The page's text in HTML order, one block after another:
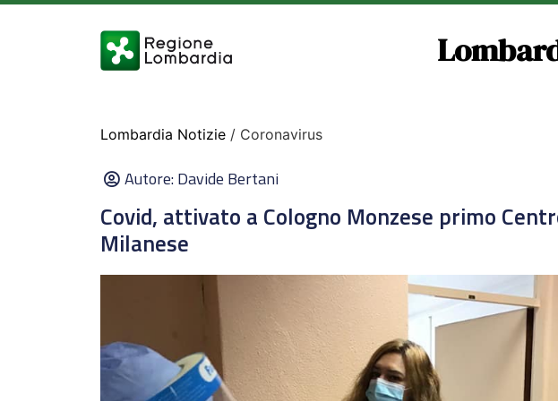
Lombardia Notizie / Coronavirus
Autore:Davide Bertani
Covid, attivato a Cologno Monzese primo
Milanese